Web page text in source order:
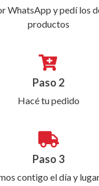
WhatsApp y pedí los
productos
Paso 2
Hacé tu pedido
Paso 3
contigo el día y